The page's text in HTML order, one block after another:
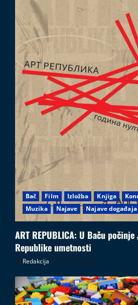
Bač Film Izložba Knjiga
Muzika
Najave Najave događaja
ART REPUBLICA: U Baču počinje
Republike umetnosti
Redakcija 05.08.2026